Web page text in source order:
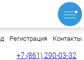
Регистрация Контакты
+7 (861) 290-03-32